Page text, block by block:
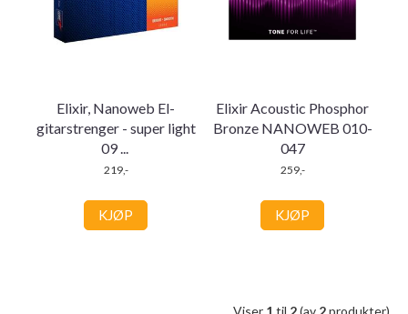
Elixir, Nanoweb El-
gitarstrenger - super light
09...
219,-
KJØP
Elixir Acoustic Phosphor
Bronze NANOWEB 010-
047
259,-
KJØP
Viser 1til 2(av 2produkter)